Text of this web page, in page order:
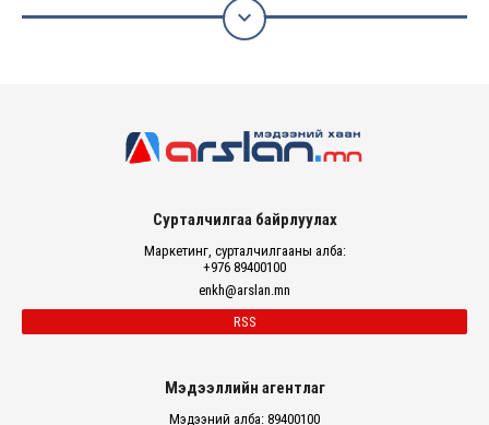

Сурталчилгаа байрлуулах
Маркетинг, сурталчилгааны алба:
+976 89400100
enkh@arslan.mn
RSS
Мэдээллийн агентлаг
Мэдээний алба: 89400100